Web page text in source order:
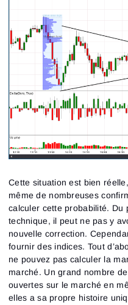
Cette situation est bien
même de nombreuses
calculer cette probabilité. Du
technique, il peut ne pas y
nouvelle correction.
fournir des indices. Tout
ne pouvez pas calculer la
marché. Un grand nombre
ouvertes sur le marché en
elles a sa propre histoire